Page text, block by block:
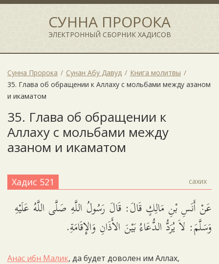
СУННА ПРОРОКА
ЭЛЕКТРОННЫЙ СБОРНИК ХАДИСОВ
Сунна Пророка Сунан Абу Давуд
Книга молитвы
35. Глава об обращении к Аллаху с мольбами между азаном
и икаматом
35. Глава об обращении к
Аллаху с мольбами между
азаном и икаматом
Хадис 521 сахих
عَنْ أَنَسِ بْنِ مَالِكٍ قَالَ: قَالَ رَسُولُ اللَّهِ صَلَّى اللَّهُ عَلَيْهِ
وَسَلَّمَ: لاَ يُرَدُّ الدُّعَاءُ بَيْنَ الأَذَانِ وَالإِقَامَةِ.
Анас ибн Малик, да будет доволен им Аллах,